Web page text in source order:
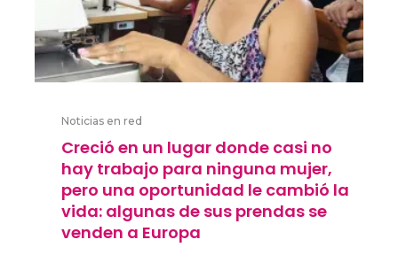
Noticias en red
Creció en un lugar donde casi no
hay trabajo para ninguna mujer,
pero una oportunidad le cambió la
vida: algunas de sus prendas se
venden a Europa